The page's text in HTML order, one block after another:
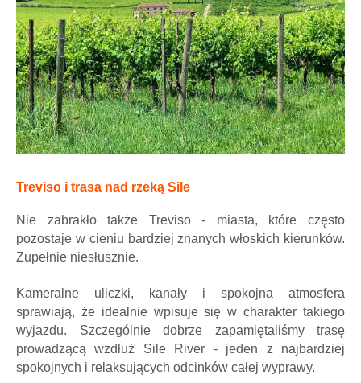
Treviso i trasa nad rzeką Sile
Nie zabrakło także Treviso - miasta, które często
pozostaje w cieniu bardziej znanych włoskich kierunków.
Zupełnie niesłusznie.
Kameralne uliczki, kanały i spokojna atmosfera
sprawiają, że idealnie wpisuje się w charakter takiego
wyjazdu. Szczególnie dobrze zapamiętaliśmy trasę
prowadzącą wzdłuż Sile River - jeden z najbardziej
spokojnych i relaksujących odcinków całej wyprawy.